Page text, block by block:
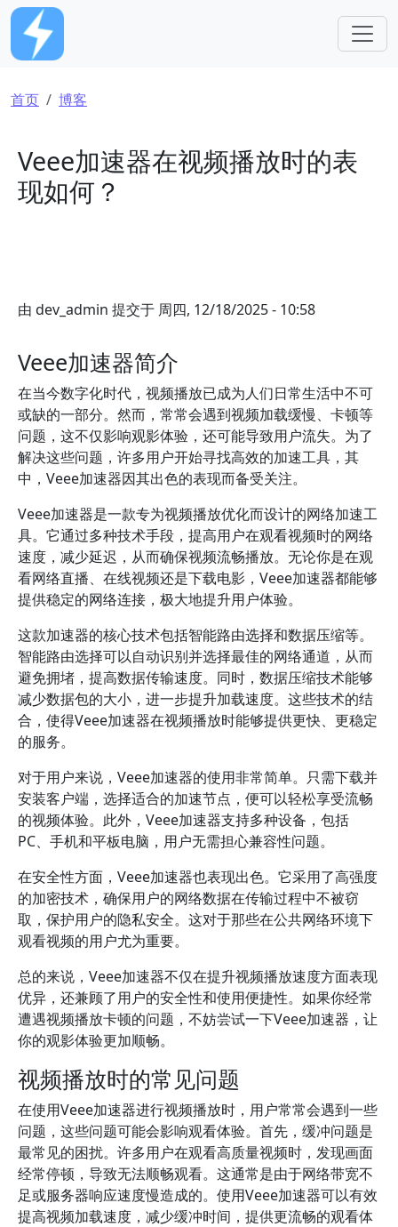
跳转到主要内容
面包屑
首页 博客
Veee加速器在视频播放时的表
现如何？
由 dev_admin 提交于 周四, 12/18/2025 - 10:58
Veee加速器简介
在当今数字化时代，视频播放已成为人们日常生活中不可
或缺的一部分。然而，常常会遇到视频加载缓慢、卡顿等
问题，这不仅影响观影体验，还可能导致用户流失。为了
解决这些问题，许多用户开始寻找高效的加速工具，其
中，Veee加速器因其出色的表现而备受关注。
Veee加速器是一款专为视频播放优化而设计的网络加速工
具。它通过多种技术手段，提高用户在观看视频时的网络
速度，减少延迟，从而确保视频流畅播放。无论你是在观
看网络直播、在线视频还是下载电影，Veee加速器都能够
提供稳定的网络连接，极大地提升用户体验。
这款加速器的核心技术包括智能路由选择和数据压缩等。
智能路由选择可以自动识别并选择最佳的网络通道，从而
避免拥堵，提高数据传输速度。同时，数据压缩技术能够
减少数据包的大小，进一步提升加载速度。这些技术的结
合，使得Veee加速器在视频播放时能够提供更快、更稳定
的服务。
对于用户来说，Veee加速器的使用非常简单。只需下载并
安装客户端，选择适合的加速节点，便可以轻松享受流畅
的视频体验。此外，Veee加速器支持多种设备，包括
PC、手机和平板电脑，用户无需担心兼容性问题。
在安全性方面，Veee加速器也表现出色。它采用了高强度
的加密技术，确保用户的网络数据在传输过程中不被窃
取，保护用户的隐私安全。这对于那些在公共网络环境下
观看视频的用户尤为重要。
总的来说，Veee加速器不仅在提升视频播放速度方面表现
优异，还兼顾了用户的安全性和使用便捷性。如果你经常
遭遇视频播放卡顿的问题，不妨尝试一下Veee加速器，让
你的观影体验更加顺畅。
视频播放时的常见问题
在使用Veee加速器进行视频播放时，用户常常会遇到一些
问题，这些问题可能会影响观看体验。首先，缓冲问题是
最常见的困扰。许多用户在观看高质量视频时，发现画面
经常停顿，导致无法顺畅观看。这通常是由于网络带宽不
足或服务器响应速度慢造成的。使用Veee加速器可以有效
提高视频加载速度，减少缓冲时间，提供更流畅的观看体